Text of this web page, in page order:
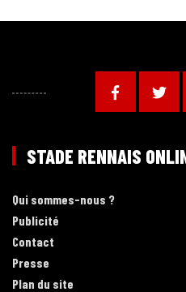
STADE RENNAIS
Qui sommes-nous ?
Publicité
Contact
Presse
Plan du site